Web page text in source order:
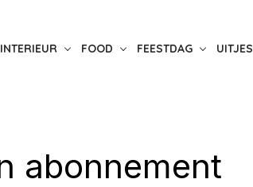
INTERIEUR FOOD FEESTDAG UITJES
abonnement